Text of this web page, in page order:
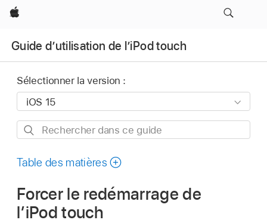
Apple
Guide d’utilisation de l’iPod touch
Sélectionner la version :
Rechercher
ce
Table des matières
Forcer le redémarrage de
l’iPod touch